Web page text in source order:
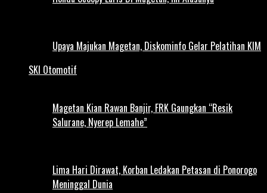
Upaya Majukan Magetan, Diskominfo Gelar Pelatihan KIM
SKI Otomotif
Magetan Kian Rawan Banjir, FRK Gaungkan “Resik
Salurane, Nyerep Lemahe”
Lima Hari Dirawat, Korban Ledakan Petasan di Ponorogo
Meninggal Dunia